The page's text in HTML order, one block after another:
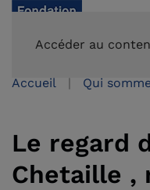
Accéder au
Accueil Qui
Le regard
Chetaille ,